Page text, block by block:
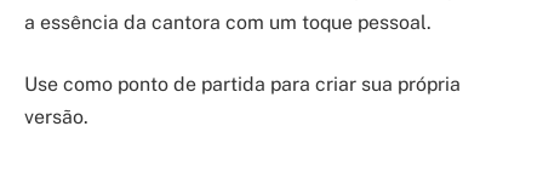
a essência da cantora com um toque pessoal.
Use como ponto de partida para criar sua própria
versão.